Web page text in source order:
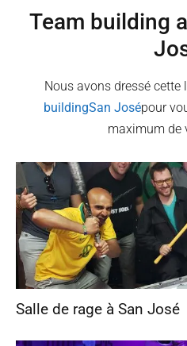
Team building
Nous avons dressé cette
buildingSan Josépour
maximum de
Salle de rage à San José